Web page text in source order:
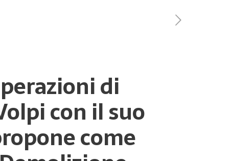
di
con il suo
come